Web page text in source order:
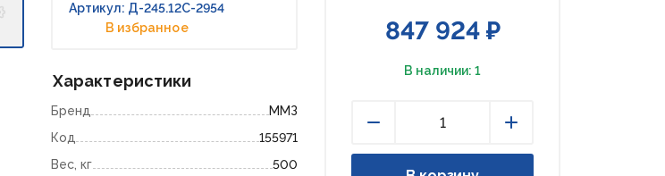
Артикул: Д-245.12С-2954
В избранное
Характеристики
Бренд
ММЗ
Код
155971
Вес, кг
500
847 924 ₽
В наличии: 1